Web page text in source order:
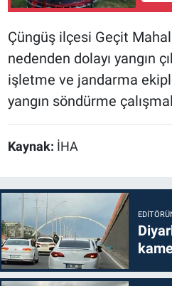
Çüngüş ilçesi Geçit
nedenden dolayı yangın
işletme ve jandarma
yangın söndürme
Kaynak: İHA